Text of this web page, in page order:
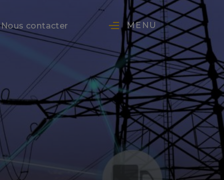
Nous contacter MENU